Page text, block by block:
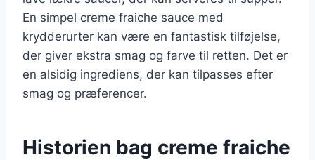
En simpel creme fraiche sauce med
krydderurter kan være en fantastisk tilføjelse,
der giver ekstra smag og farve til retten. Det er
en alsidig ingrediens, der kan tilpasses efter
smag og præferencer.
Historien bag creme fraiche